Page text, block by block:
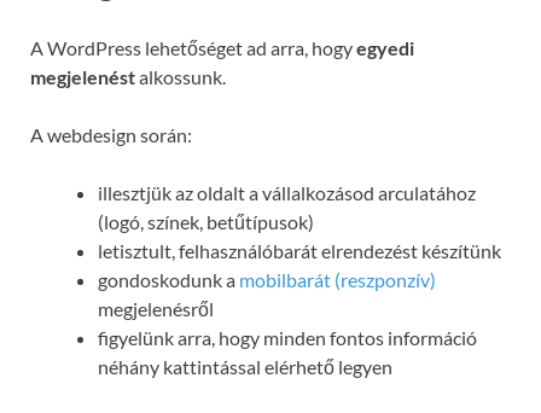
A WordPress lehetőséget ad arra, hogyegyedi
megjelenéstalkossunk.
A webdesign során:
illesztjük az oldalt a vállalkozásod arculatához
(logó, színek, betűtípusok)
letisztult, felhasználóbarát elrendezést készítünk
gondoskodunk a mobilbarát (reszponzív)
megjelenésről
figyelünk arra, hogy minden fontos információ
néhány kattintással elérhető legyen